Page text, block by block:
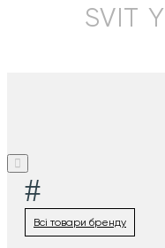
SVIT
#
Всі товари бренду